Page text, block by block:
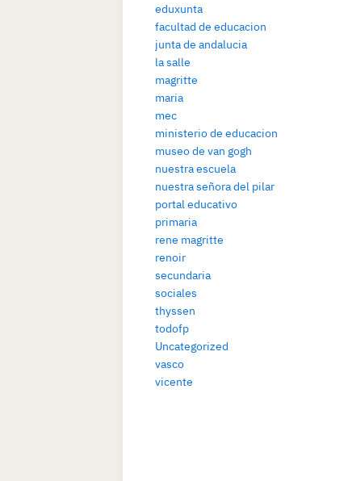
eduxunta
facultad de educacion
junta de andalucia
la salle
magritte
maria
mec
ministerio de educacion
museo de van gogh
nuestra escuela
nuestra señora del pilar
portal educativo
primaria
rene magritte
renoir
secundaria
sociales
thyssen
todofp
Uncategorized
vasco
vicente